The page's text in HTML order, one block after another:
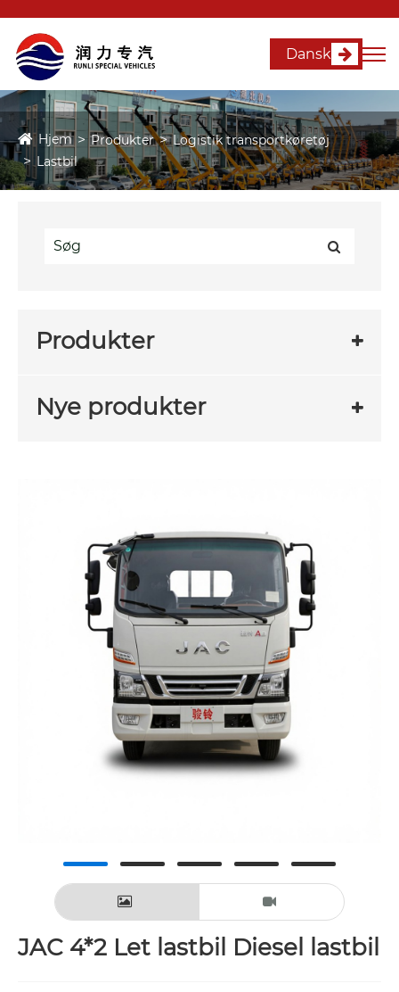
Dansk
Hjem Produkter
Logistik transportkøretøj
Lastbil
Produkter
Nye produkter
JAC 4*2 Let lastbil Diesel lastbil